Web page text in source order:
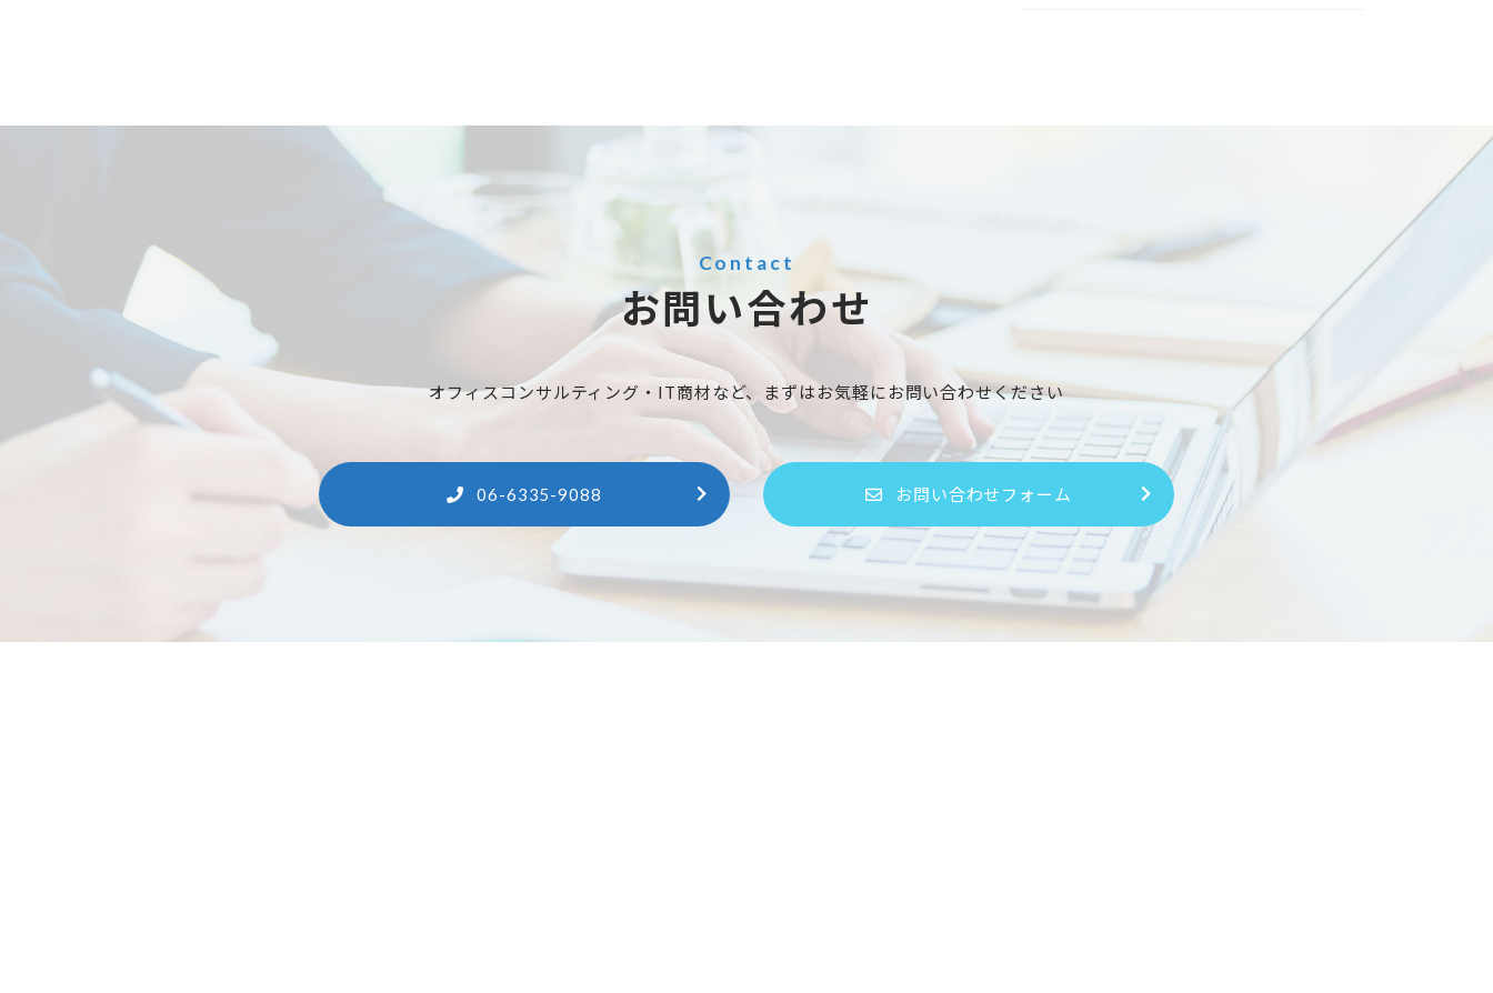
Contact
お問い合わせ
オフィスコンサルティング・IT商材など、まずはお気軽にお問い合わせください
06-6335-9088 お問い合わせフォーム